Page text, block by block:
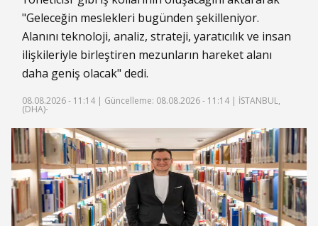
"Geleceğin meslekleri bugünden şekilleniyor.
Alanını teknoloji, analiz, strateji, yaratıcılık ve insan
ilişkileriyle birleştiren mezunların hareket alanı
daha geniş olacak" dedi.
08.08.2026 - 11:14 | Güncelleme: 08.08.2026 - 11:14 | İSTANBUL,
(DHA)-